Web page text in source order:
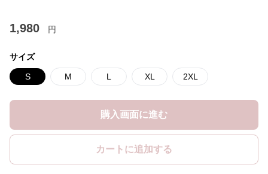
1,980 円
サイズ
S M L XL 2XL
購入画面に進む
カートに追加する